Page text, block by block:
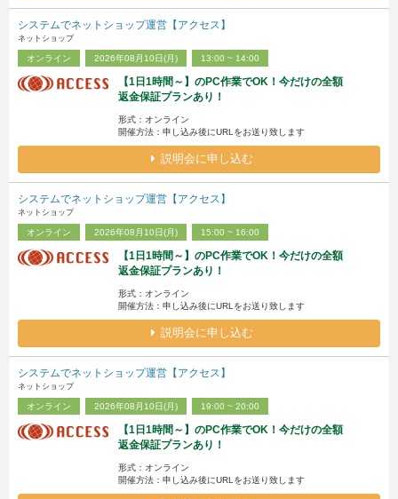
システムでネットショップ運営【アクセス】
ネットショップ
オンライン 2026年08月10日(月) 13:00 ~ 14:00
【1日1時間～】のPC作業でOK！今だけの全額
返金保証プランあり！
形式：オンライン
開催方法：申し込み後にURLをお送り致します
説明会に申し込む
システムでネットショップ運営【アクセス】
ネットショップ
オンライン 2026年08月10日(月) 15:00 ~ 16:00
【1日1時間～】のPC作業でOK！今だけの全額
返金保証プランあり！
形式：オンライン
開催方法：申し込み後にURLをお送り致します
説明会に申し込む
システムでネットショップ運営【アクセス】
ネットショップ
オンライン 2026年08月10日(月) 19:00 ~ 20:00
【1日1時間～】のPC作業でOK！今だけの全額
返金保証プランあり！
形式：オンライン
開催方法：申し込み後にURLをお送り致します